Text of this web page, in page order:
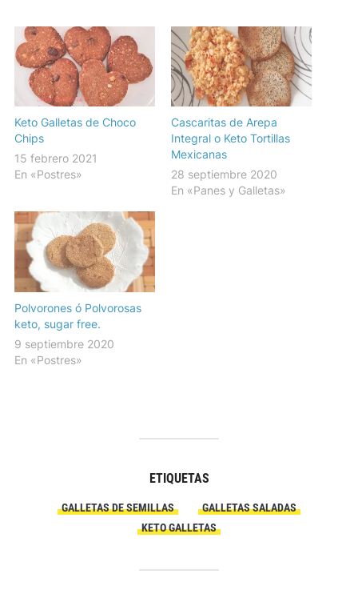
Keto Galletas de Choco
Chips
15 febrero 2021
En «Postres»
Cascaritas de Arepa
Integral o Keto Tortillas
Mexicanas
28 septiembre 2020
En «Panes y Galletas»
Polvorones ó Polvorosas
keto, sugar free.
9 septiembre 2020
En «Postres»
ETIQUETAS
GALLETAS DE SEMILLAS
GALLETAS SALADAS
KETO GALLETAS